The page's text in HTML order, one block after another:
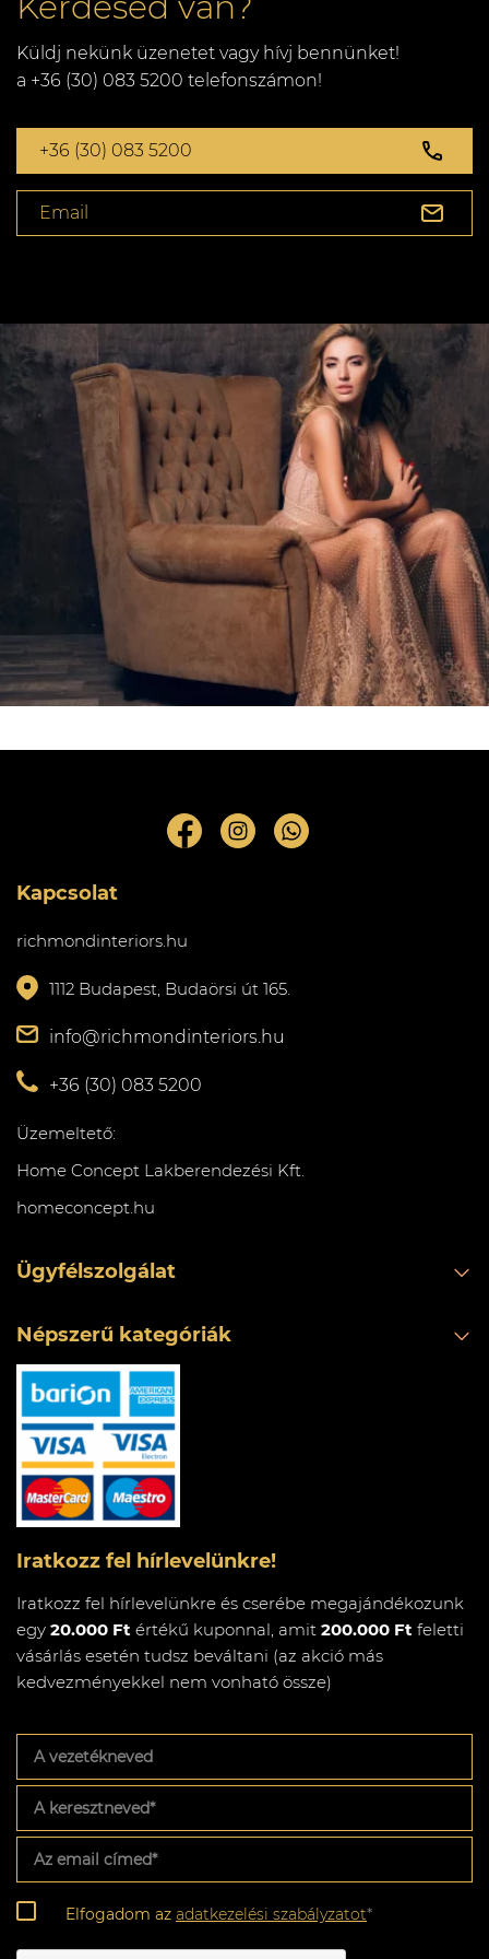
Küldj nekünk üzenetet vagy hívj bennünket!
a +36 (30) 083 5200 telefonszámon!
+36 (30) 083 5200
Email
Kapcsolat
richmondinteriors.hu
1112 Budapest, Budaörsi út 165.
info@richmondinteriors.hu
+36 (30) 083 5200
Üzemeltető:
Home Concept Lakberendezési Kft.
homeconcept.hu
Ügyfélszolgálat
Népszerű kategóriák
Iratkozz fel hírlevelünkre!
Iratkozz fel hírlevelünkre és cserébe megajándékozunk
egy 20.000 Ft értékű kuponnal, amit 200.000 Ft feletti
vásárlás esetén tudsz beváltani (az akció más
kedvezményekkel nem vonható össze)
vezetékneved
keresztneved*
email
címed*
Adatkezelési
szabályzat*
Elfogadom az adatkezelési szabályzatot*